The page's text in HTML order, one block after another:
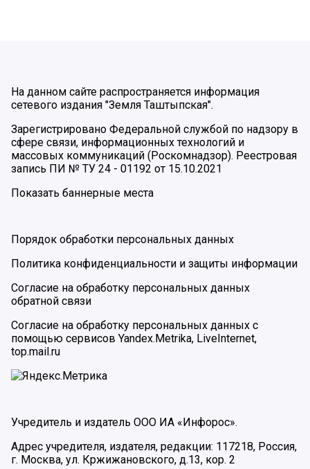
На данном сайте распространяется информация
сетевого издания "Земля Таштыпская".
Зарегистрировано Федеральной службой по надзору в
сфере связи, информационных технологий и
массовых коммуникаций (Роскомнадзор). Реестровая
запись ПИ № ТУ 24 - 01192 от 15.10.2021
Показать баннерные места
Порядок обработки персональных данных
Политика конфиденциальности и защиты информации
Согласие на обработку персональных данных
обратной связи
Согласие на обработку персональных данных с
помощью сервисов Yandex.Metrika, LiveInternet,
top.mail.ru
Учредитель и издатель ООО ИА «Инфорос».
Адрес учредителя, издателя, редакции: 117218, Россия,
г. Москва, ул. Кржижановского, д.13, кор. 2